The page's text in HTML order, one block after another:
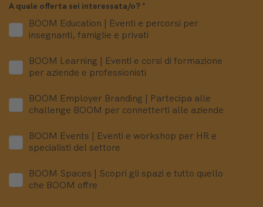
A quale offerta sei interessata/o? *
BOOM Education | Eventi e percorsi per
insegnanti, famiglie e privati
BOOM Learning | Eventi e corsi di formazione
per aziende e professionisti
BOOM Employer Branding | Partecipa alle
challenge BOOM per connetterti alle aziende
BOOM Events | Eventi e workshop per HR e
specialisti del settore
BOOM Spaces | Scopri gli spazi e tutto quello
che BOOM offre